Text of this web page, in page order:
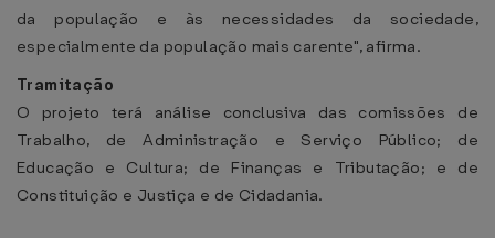
da população e às necessidades da sociedade,
especialmente da população mais carente", afirma.
Tramitação
O projeto terá análise conclusiva das comissões de
Trabalho, de Administração e Serviço Público; de
Educação e Cultura; de Finanças e Tributação; e de
Constituição e Justiça e de Cidadania.